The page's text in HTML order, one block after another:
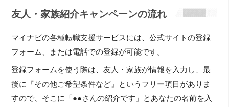
友人・家族紹介キャンペーンの流れ
マイナビの各種転職支援サービスには、公式サイトの登録
フォーム、または電話での登録が可能です。
登録フォームを使う際は、友人・家族が情報を入力し、最
後に『その他ご希望条件など』というフリー項目がありま
すので、そこに「●●さんの紹介です」とあなたの名前を入